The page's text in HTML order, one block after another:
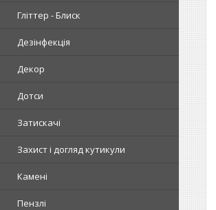
Гліттер - Блиск
Дезінфекція
Декор
Дотси
Затискачі
Захист і догляд кутикули
Камені
Пензлі